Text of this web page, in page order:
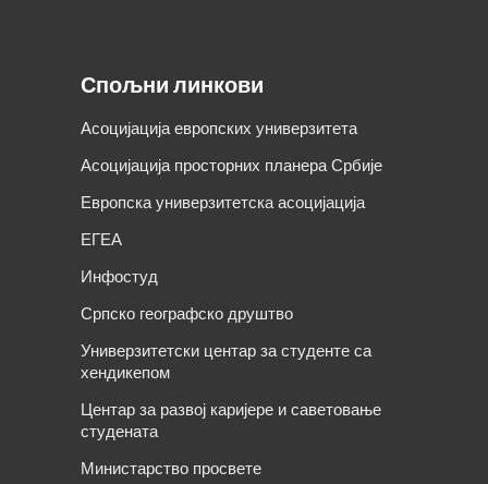
Спољни линкови
Асоцијација европских универзитета
Асоцијација просторних планера Србије
Европска универзитетска асоцијација
ЕГЕА
Инфостуд
Српско географско друштво
Универзитетски центар за студенте са
хендикепом
Центар за развој каријере и саветовање
студената
Министарство просвете